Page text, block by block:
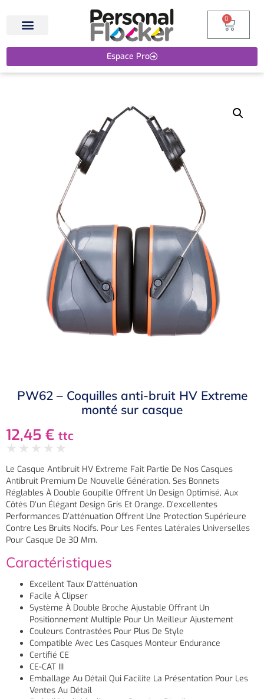
Espace Pro
0
PW62 – Coquilles anti-bruit HV Extreme
monté sur casque
12,45 € ttc
★ ★ ★ ★ ★
Le Casque Antibruit HV Extreme Fait Partie De Nos Casques
Antibruit Premium De Nouvelle Génération. Ses Bonnets
Réglables À Double Goupille Offrent Un Design Optimisé, Aux
Côtés D’un Élégant Design Gris Et Orange. D’excellentes
Performances D’atténuation Offrent Une Protection Supérieure
Contre Les Bruits Nocifs. Pour Les Fentes Latérales Universelles
Pour Casque De 30 Mm.
Caractéristiques
Excellent Taux D’atténuation
Facile À Clipser
Système À Double Broche Ajustable Offrant Un
Positionnement Multiple Pour Un Meilleur Ajustement
Couleurs Contrastées Pour Plus De Style
Compatible Avec Les Casques Monteur Endurance
Certifié CE
CE-CAT III
Emballage Au Détail Qui Facilite La Présentation Pour Les
Ventes Au Détail